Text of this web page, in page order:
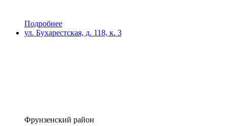
Подробнее
ул. Бухарестская, д. 118, к. 3
Фрунзенский район